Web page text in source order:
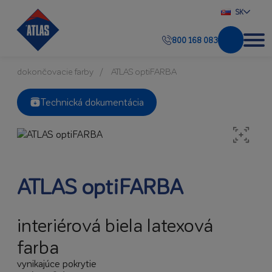
SK
800 168 083
dokončovacie farby ATLAS optiFARBA
Technická dokumentácia
ATLAS optiFARBA
interiérová biela latexová
farba
vynikajúce pokrytie